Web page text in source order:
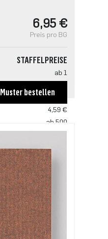
6,95 €
Preis pro BG
STAFFELPREISE
ab 1
ab 100
4,59 €
ab 500
ab 1000
2,94 €
Muster bestellen